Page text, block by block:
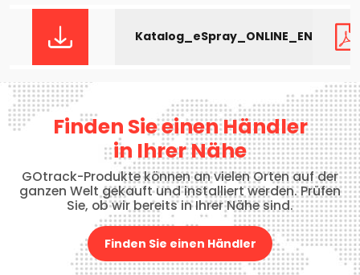
Katalog_eSpray_ONLINE_EN
Finden Sie einen Händler
in Ihrer Nähe
GOtrack-Produkte können an vielen Orten auf der
ganzen Welt gekauft und installiert werden. Prüfen
Sie, ob wir bereits in Ihrer Nähe sind.
Finden Sie einen Händler